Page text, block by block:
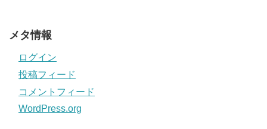
メタ情報
ログイン
投稿フィード
コメントフィード
WordPress.org